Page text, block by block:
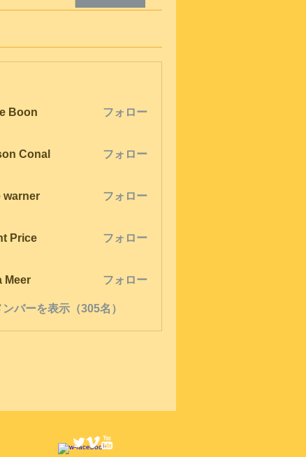
Boon フォロー
Conal フォロー
warner フォロー
Price フォロー
Meer フォロー
バーを表示（305名）